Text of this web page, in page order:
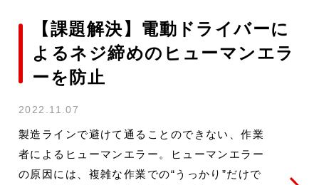
【課題解決】電動ドライバーに
よるネジ締めのヒューマンエラ
ーを防止
2022.11.07
製造ラインで避けて通ることのできない、作業
者によるヒューマンエラー。ヒューマンエラー
の原因には、複雑な作業での“うっかり”だけで